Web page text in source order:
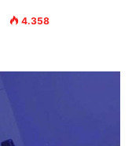
4.358